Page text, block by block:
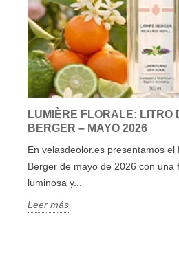
LUMIÈRE FLORALE: LITRO
BERGER – MAYO 2026
En velasdeolor.es presentamos el
Berger de mayo de 2026 con una
luminosa y...
Leer más